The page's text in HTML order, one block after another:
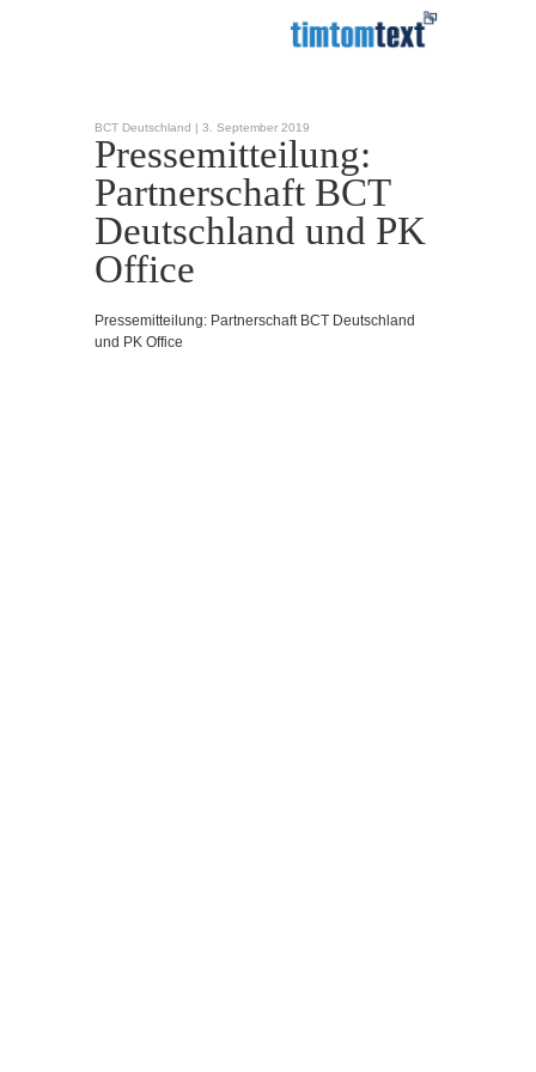
BCT Deutschland | 3. September 2019
Pressemitteilung:
Partnerschaft BCT
Deutschland und PK
Office
Pressemitteilung: Partnerschaft BCT Deutschland
und PK Office